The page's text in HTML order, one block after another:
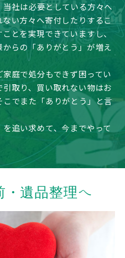
社は必要としている方々へ
い方々へ寄付したりするこ
とを実現できていますし、
らの「ありがとう」が増え
庭で処分もできず困ってい
取り、買い取れない物はお
でまた「ありがとう」と言
追い求めて、今までやって
・遺品整理へ